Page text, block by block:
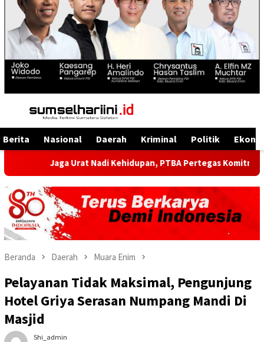
Menu
Mobile
Berita Nasional Daerah Kriminal Politik
Urat Nadi Kehidupan, PTBA Pertegas Komitmen
Beranda Daerah Muara Enim
Pelayanan Tidak Maksimal, Pengunjung
Hotel Griya Serasan Numpang Mandi Di
Masjid
Shi_admin